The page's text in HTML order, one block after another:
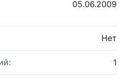
05.06.2009
Нет
1